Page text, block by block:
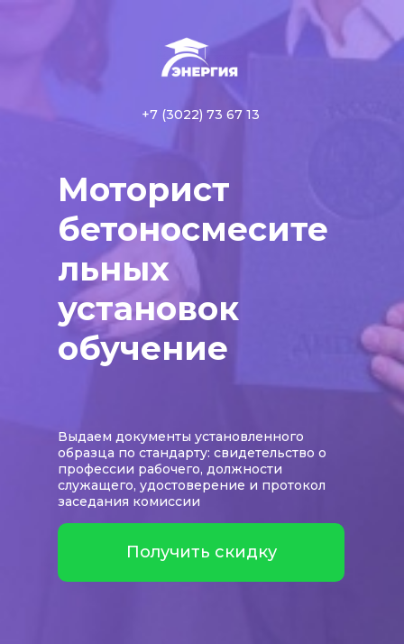
Моторист
бетоносмесите
льных
установок
обучение
Выдаем документы установленного
образца по стандарту: свидетельство о
профессии рабочего, должности
служащего, удостоверение и протокол
заседания комиссии
+7 (3022) 73 67 13
Получить скидку